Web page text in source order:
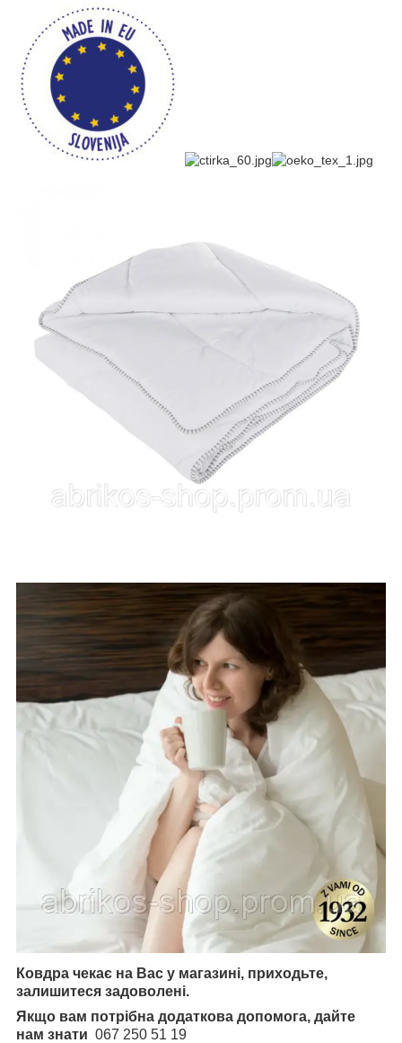
Ковдра чекає на Вас у магазині, приходьте,
залишитеся задоволені.
Якщо вам потрібна додаткова допомога, дайте
нам знати 067 250 51 19